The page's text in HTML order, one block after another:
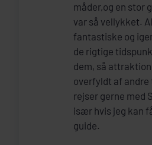
måder,og en stor
var så vellykket.
fantastiske og
de rigtige
dem, så
overfyldt af
rejser gerne med
især hvis jeg kan
guide.